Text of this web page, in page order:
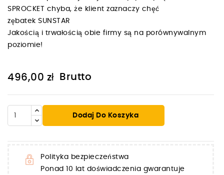
SPROCKET chyba, że klient zaznaczy chęć
zębatek SUNSTAR
Jakością i trwałością obie firmy są na porównywalnym
poziomie!
496,00 zł Brutto
Dodaj Do Koszyka
Polityka bezpieczeństwa
Ponad 10 lat doświadczenia gwarantuje